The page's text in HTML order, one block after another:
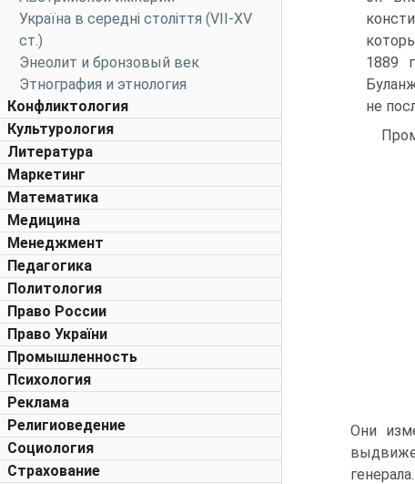
Україна в середні століття (VII-XV
ст.)
Энеолит и бронзовый век
Этнография и этнология
Конфликтология
Культурология
Литература
Маркетинг
Математика
Медицина
Менеджмент
Педагогика
Политология
Право России
Право України
Промышленность
Психология
Реклама
Религиоведение
Социология
Страхование
1889
не
Они